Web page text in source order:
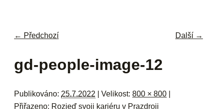
← Předchozí Další →
gd-people-image-12
Publikováno: 25.7.2022 | Velikost:800 × 800
Přiřazeno: Rozjeď svoji kariéru v Prazdroji